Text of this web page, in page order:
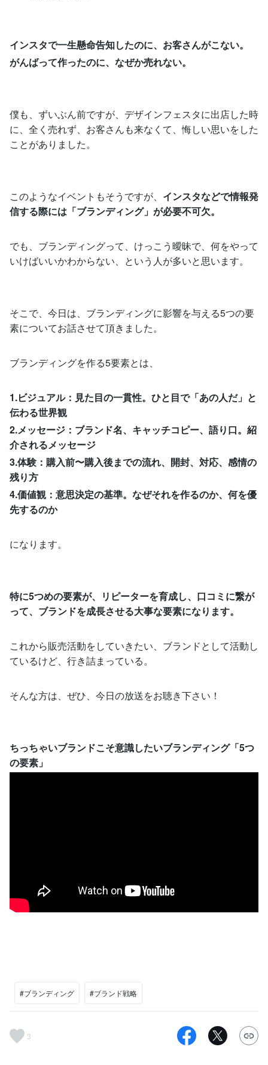
インスタで一生懸命告知したのに、お客さんがこない。
がんばって作ったのに、なぜか売れない。
僕も、ずいぶん前ですが、デザインフェスタに出店した時
に、全く売れず、お客さんも来なくて、悔しい思いをした
ことがありました。
このようなイベントもそうですが、 インスタなどで情報発
信する際には「ブランディング」が必要不可欠。
でも、ブランディングって、けっこう曖昧で、何をやって
いけばいいかわからない、という人が多いと思います。
そこで、今日は、ブランディングに影響を与える5つの要
素についてお話させて頂きました。
ブランディングを作る5要素とは、
1.ビジュアル：見た目の一貫性。ひと目で「あの人だ」と
伝わる世界観
2.メッセージ：ブランド名、キャッチコピー、語り口。紹
介されるメッセージ
3.体験：購入前〜購入後までの流れ、開封、対応、感情の
残り方
4.価値観：意思決定の基準。なぜそれを作るのか、何を優
先するのか
になります。
特に5つめの要素が、リピーターを育成し、口コミに繋が
って、ブランドを成長させる大事な要素になります。
これから販売活動をしていきたい、ブランドとして活動し
ているけど、行き詰まっている。
そんな方は、ぜひ、今日の放送をお聴き下さい！
ちっちゃいブランドこそ意識したいブランディング「5つ
の要素」
#ブランディング #ブランド戦略
3